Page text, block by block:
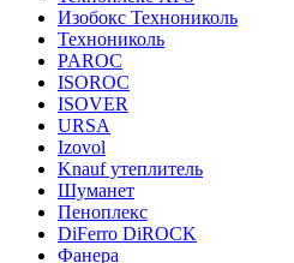
Изобокс Технониколь
Технониколь
PAROC
ISOROC
ISOVER
URSA
Izovol
Knauf утеплитель
Шуманет
Пеноплекс
DiFerro DiROCK
Фанера